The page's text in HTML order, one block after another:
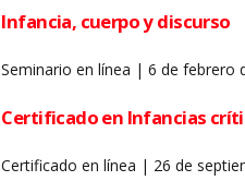
Infancia, cuerpo y discurso
Seminario en línea | 6 de febrero
Certificado en Infancias
Certificado en línea | 26 de